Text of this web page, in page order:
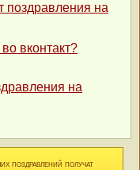
поздравления на
вконтакт?
на
поздравлений получат